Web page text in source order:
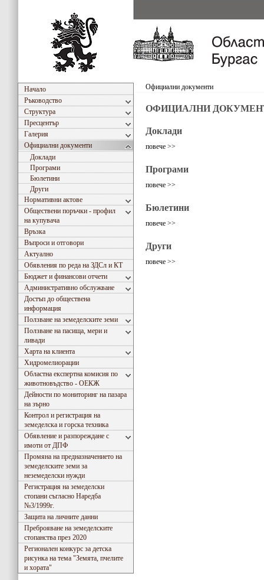
Начало
Ръководство
Структура
Пресцентър
Галерия
Официални документи
Доклади
Програми
Бюлетини
Други
Нормативни актове
Обществени поръчки - профил
на купувача
Връзка
Въпроси и отговори
Актуално
Обявления по реда на ЗДСл и КТ
Бюджет и финансови отчети
Административно обслужване
Достъп до обществена
информация
Ползване на земеделските земи
Ползване на пасища, мери и
ливади
Харта на клиента
Хидромeлиорации
Областна експертна комисия по
животновъдство - ОЕКЖ
Дейности по мониторинг на пазара
на зърно
Контрол и регистрация на
земеделска и горска техника
Обявление и разпореждане с
имоти от ДПФ
Промяна на предназначението на
земеделските земи за
неземеделски нужди
Регистрация на земеделски
стопани съгласно Наредба
№3/1999г.
Защита на личните данни
Преброяване на земеделските
стопанства през 2020
Регионален конкурс за детска
рисунка на тема "Земята, пчелите
и хората"
Официални документи
ОФИЦИАЛНИ
Доклади
повече >>
Програми
повече >>
Бюлетини
повече >>
Други
повече >>